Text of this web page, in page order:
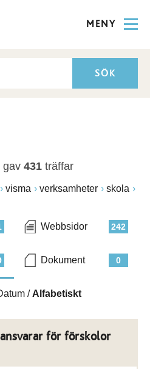
MENY
gav 431 träffar
visma verksamheter skola
242
Webbsidor
0
Dokument
/ Alfabetiskt
för förskolor